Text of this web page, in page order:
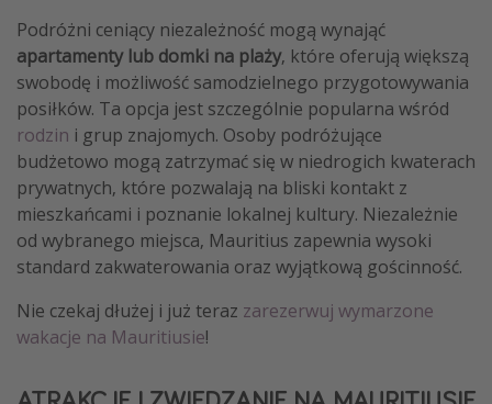
Podróżni ceniący niezależność mogą wynająć
apartamenty lub domki na plaży, które oferują większą
swobodę i możliwość samodzielnego przygotowywania
posiłków. Ta opcja jest szczególnie popularna wśród
rodzin i grup znajomych. Osoby podróżujące
budżetowo mogą zatrzymać się w niedrogich kwaterach
prywatnych, które pozwalają na bliski kontakt z
mieszkańcami i poznanie lokalnej kultury. Niezależnie
od wybranego miejsca, Mauritius zapewnia wysoki
standard zakwaterowania oraz wyjątkową gościnność.
Nie czekaj dłużej i już teraz zarezerwuj wymarzone
wakacje na Mauritiusie!